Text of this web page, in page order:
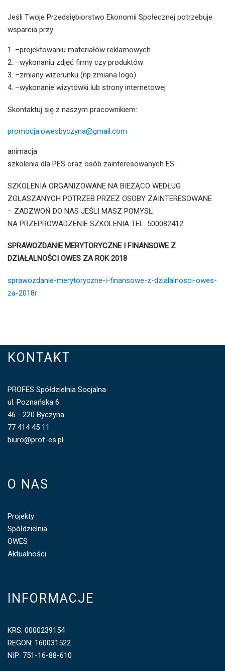
Jeśli Twoje Przedsiębiorstwo Ekonomii Społecznej potrzebuje
wsparcia przy:
–projektowaniu materiałów reklamowych
–wykonaniu zdjęć firmy czy produktów
–zmiany wizerunku (np zmiana logo)
–wykonanie wizytówki lub strony internetowej
Skontaktuj się z naszym pracownikiem:
promocja.owesbyczyna@gmail.com
animacja
szkolenia dla PES oraz osób zainteresowanych ES
SZKOLENIA ORGANIZOWANE NA BIEŻĄCO WEDŁUG
ZGŁASZANYCH POTRZEB PRZEZ OSOBY ZAINTERESOWANE
– ZADZWOŃ DO NAS JEŚLI MASZ POMYSŁ
NA PRZEPROWADZENIE SZKOLENIA TEL. 500082412
SPRAWOZDANIE MERYTORYCZNE I FINANSOWE Z
DZIAŁALNOŚCI OWES ZA ROK 2018
sprawozdanie-merytoryczne-i-finansowe-z-dzialalnosci-owes-
za-2018r
KONTAKT
PROFES Spółdzielnia Socjalna
ul. Poznańska 6
46 - 220 Byczyna
77 414 45 11
biuro@prof-es.pl
O NAS
Projekty
Spółdzielnia
OWES
Aktualności
INFORMACJE
KRS: 0000239154
REGON: 160031522
NIP: 751-16-88-610